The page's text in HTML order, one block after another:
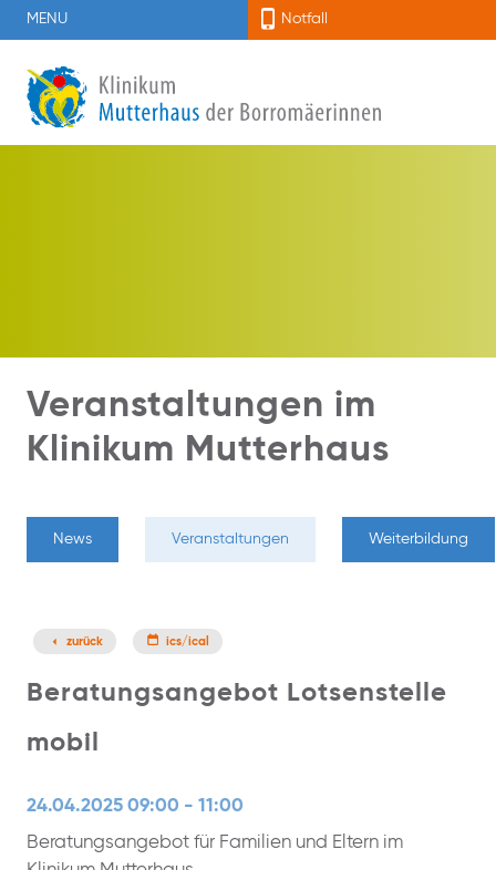
MENU Notfall
Veranstaltungen im
Klinikum Mutterhaus
News Veranstaltungen Weiterbildung
Beratungsangebot Lotsenstelle
mobil
24.04.2025 09:00 - 11:00
Beratungsangebot für Familien und Eltern im
zurück ics/ical